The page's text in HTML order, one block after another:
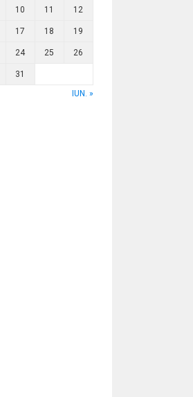
10 11 12
17 18 19
24 25 26
31
IUN. »